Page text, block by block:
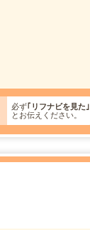
必ず｢リフナビを見た｣
とお伝えください。